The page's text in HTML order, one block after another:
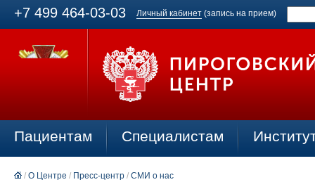
+7 499 464-03-03 Личный кабинет (запись на прием)
Пациентам Специалистам
/ О Центре / Пресс-центр / СМИ о нас